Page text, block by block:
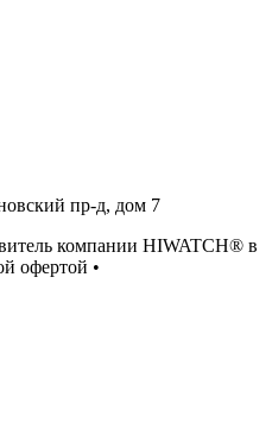
пр-д, дом 7
компании HIWATCH® в
офертой •